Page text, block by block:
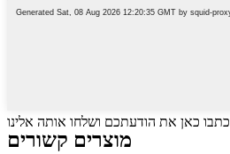
כתבו כאן את הודעתכם ושלחו אותה אלינו
מוצרים קשורים